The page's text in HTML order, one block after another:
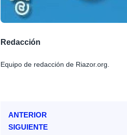
Redacción
Equipo de redacción de Riazor.org.
ANTERIOR
SIGUIENTE